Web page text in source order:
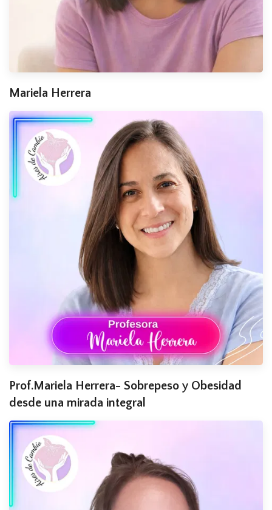
Mariela Herrera
Prof.Mariela Herrera- Sobrepeso y Obesidad
desde una mirada integral